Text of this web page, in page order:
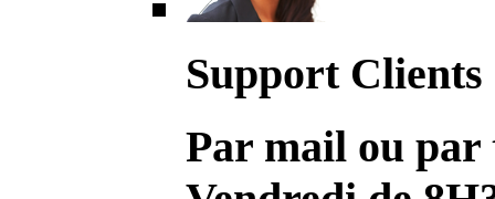
Support Clients
Par mail ou par